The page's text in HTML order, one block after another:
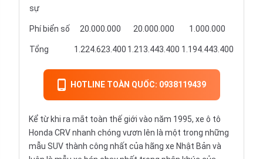
sự
Phí biển số 20.000.000 20.000.000 1.000.000
Tổng 1.224.623.400 1.213.443.400 1.194.443.400
HOTLINE TOÀN QUỐC: 0938119439
Kể từ khi ra mắt toàn thế giới vào năm 1995, xe ô tô
Honda CRV nhanh chóng vươn lên là một trong những
mẫu SUV thành công nhất của hãng xe Nhật Bản và